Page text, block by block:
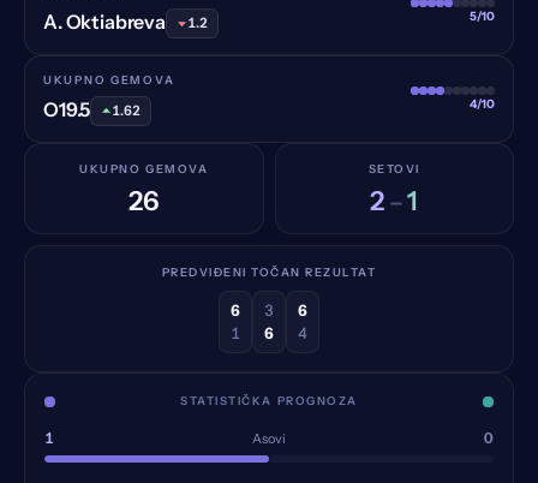
A. Oktiabreva 1.2 5/10
UKUPNO GEMOVA
O19.5 1.62 4/10
UKUPNO GEMOVA
26
SETOVI
2 –1
PREDVIĐENI TOČAN REZULTAT
6
1
3
6
6
4
STATISTIČKA PROGNOZA
1 Asovi 0